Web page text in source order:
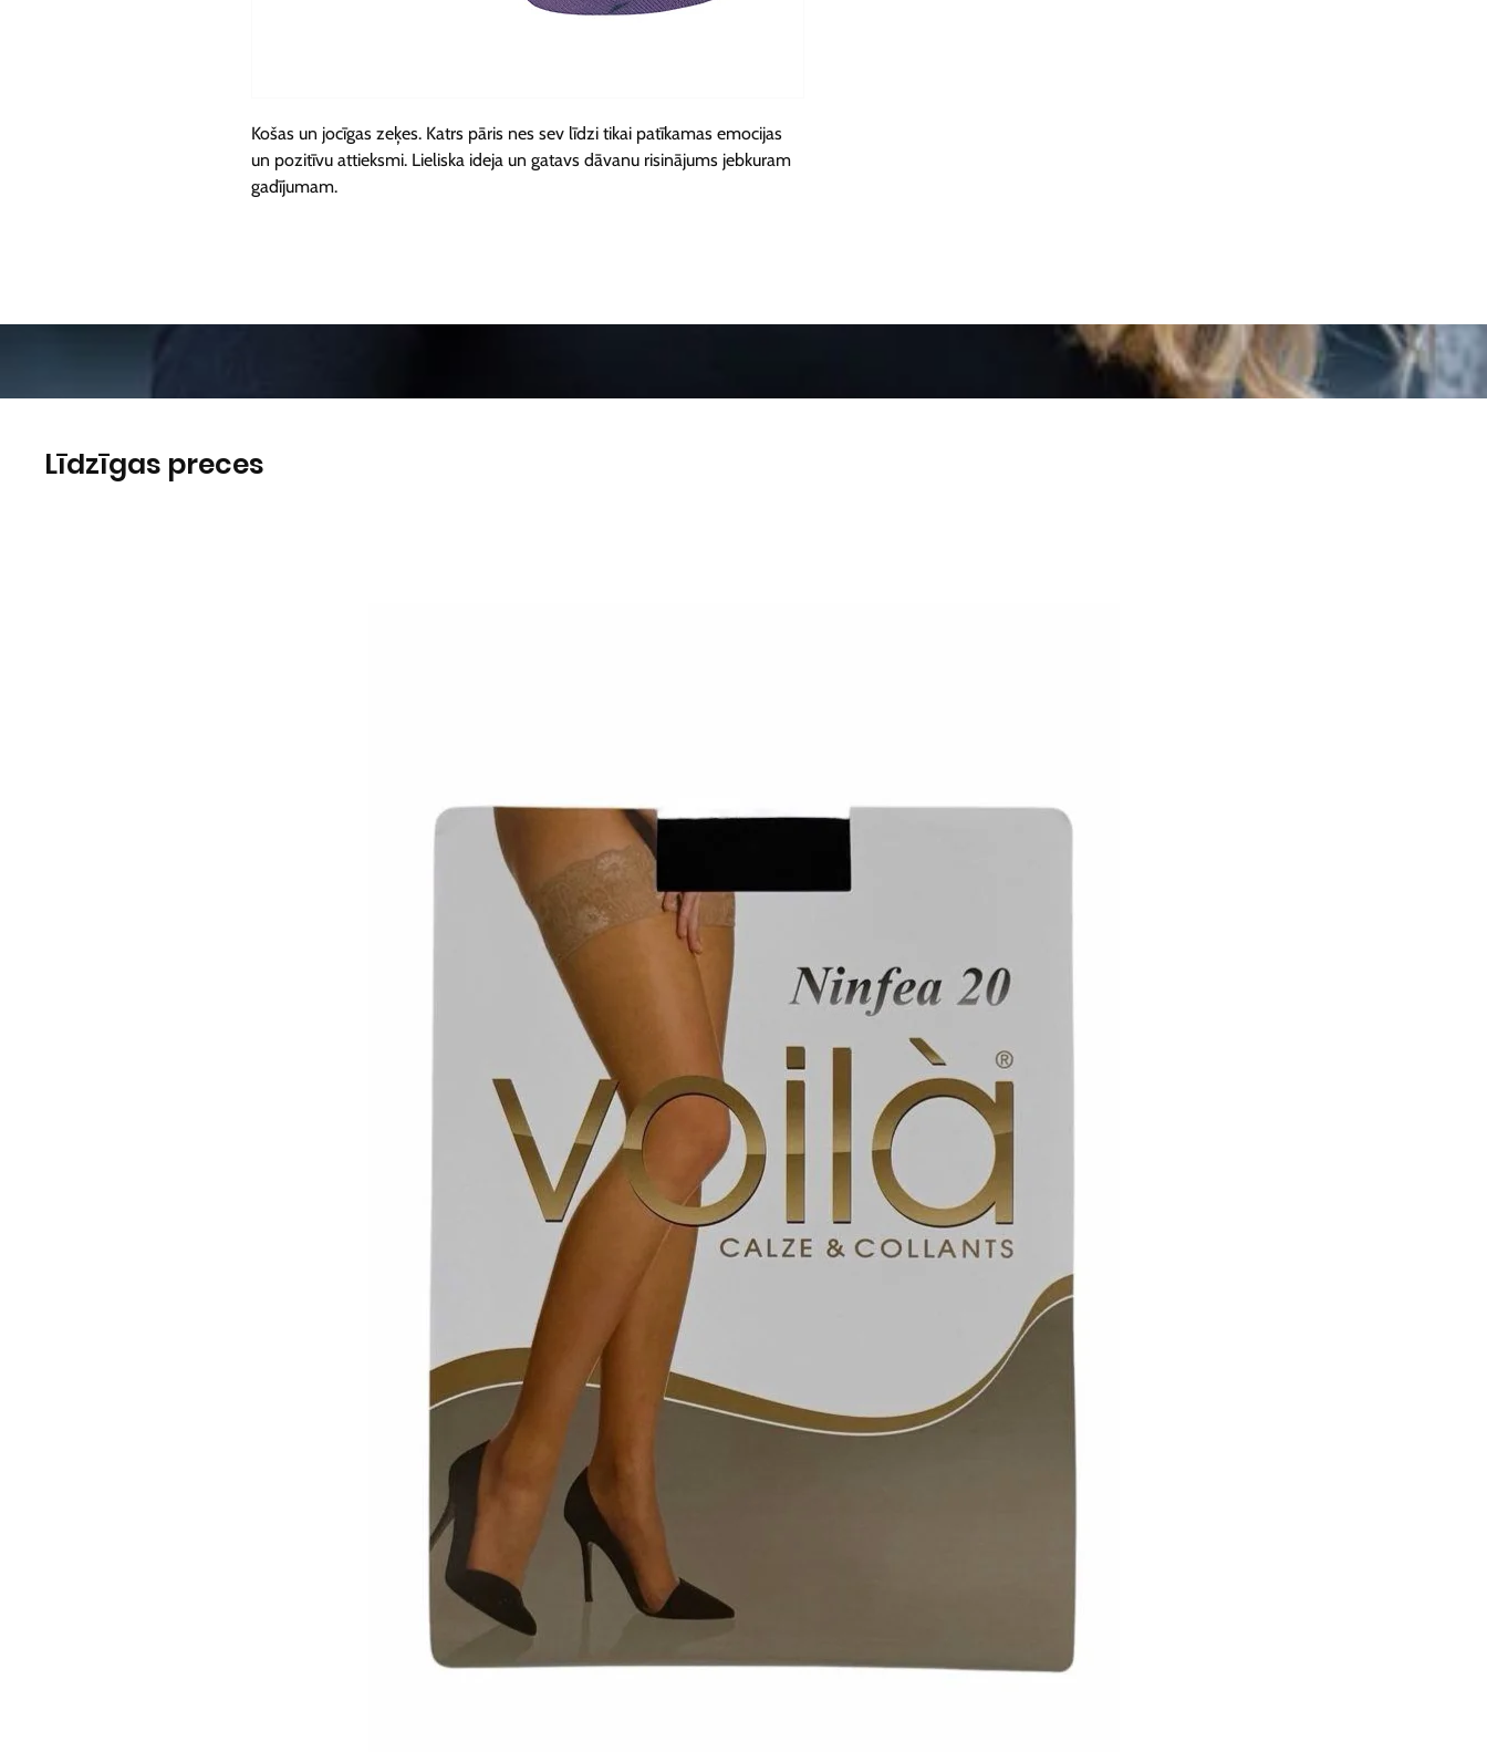
Košas un jocīgas zeķes. Katrs pāris nes sev līdzi tikai patīkamas emocijas
un pozitīvu attieksmi. Lieliska ideja un gatavs dāvanu risinājums jebkuram
gadījumam.
Līdzīgas preces